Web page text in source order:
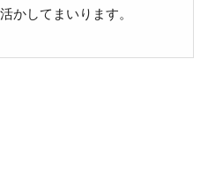
かしてまいります。